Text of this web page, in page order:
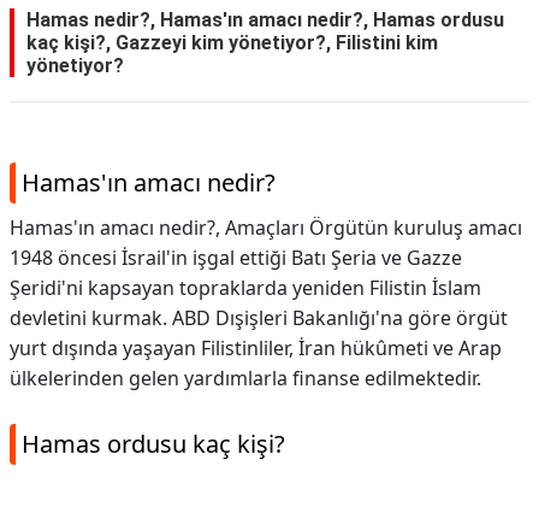
FAYDALARI
SAĞLIK
İLETİŞİM
Hamas nedir?, Hamas'ın amacı nedir?, Hamas ordusu
kaç kişi?, Gazzeyi kim yönetiyor?, Filistini kim
yönetiyor?
Hamas'ın amacı nedir?
Hamas'ın amacı nedir?, Amaçları Örgütün kuruluş amacı
1948 öncesi İsrail'in işgal ettiği Batı Şeria ve Gazze
Şeridi'ni kapsayan topraklarda yeniden Filistin İslam
devletini kurmak. ABD Dışişleri Bakanlığı'na göre örgüt
yurt dışında yaşayan Filistinliler, İran hükûmeti ve Arap
ülkelerinden gelen yardımlarla finanse edilmektedir.
Hamas ordusu kaç kişi?